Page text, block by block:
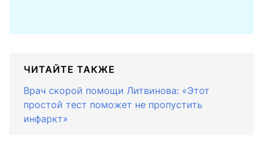
ЧИТАЙТЕ ТАКЖЕ
Врач скорой помощи Литвинова: «Этот
простой тест поможет не пропустить
инфаркт»